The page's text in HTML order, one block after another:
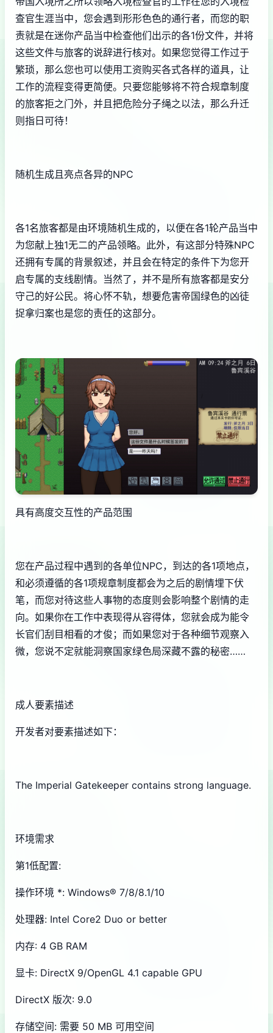
查官生涯当中，您会遇到形形色色的通行者，而您的职
责就是在迷你产品当中检查他们出示的各1份文件，并将
这些文件与旅客的说辞进行核对。如果您觉得工作过于
繁琐，那么您也可以使用工资购买各式各样的道具，让
工作的流程变得更简便。只要您能够将不符合规章制度
的旅客拒之门外，并且把危险分子绳之以法，那么升迁
则指日可待！
随机生成且亮点各异的NPC
各1名旅客都是由环境随机生成的，以便在各1轮产品当中
为您献上独1无二的产品领略。此外，有这部分特殊NPC
还拥有专属的背景叙述，并且会在特定的条件下为您开
启专属的支线剧情。当然了，并不是所有旅客都是安分
守己的好公民。将心怀不轨，想要危害帝国绿色的凶徒
捉拿归案也是您的责任的这部分。
具有高度交互性的产品范围
您在产品过程中遇到的各单位NPC，到达的各1项地点，
和必须遵循的各1项规章制度都会为之后的剧情埋下伏
笔，而您对待这些人事物的态度则会影响整个剧情的走
向。如果你在工作中表现得从容得体，您就会成为能令
长官们刮目相看的才俊；而如果您对于各种细节观察入
微，您说不定就能洞察国家绿色局深藏不露的秘密……
成人要素描述
开发者对要素描述如下：
The Imperial Gatekeeper contains strong language.
环境需求
第1低配置:
操作环境 *: Windows® 7/8/8.1/10
处理器: Intel Core2 Duo or better
内存: 4 GB RAM
显卡: DirectX 9/OpenGL 4.1 capable GPU
DirectX 版次: 9.0
存储空间: 需要 50 MB 可用空间